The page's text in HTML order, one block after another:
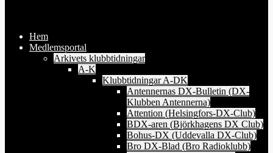
Hem
Medlemsportal
Arkivets klubbtidningar
A-K
Klubbtidningar A-DK
Antennernas DX-Bulletin (DX-
Klubben Antennerna)
Attention (Helsingfors-DX-Club)
BDX-aren (Björkhagens DX Club)
Bohus-DX (Uddevalla DX-Club)
Bro DX-Blad (Bro Radioklubb)